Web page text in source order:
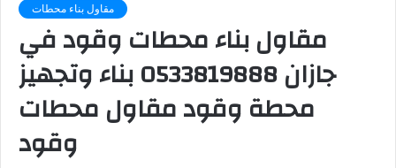
مقاول بناء محطات
مقاول بناء محطات وقود في
جازان 0533819888 بناء وتجهيز
محطة وقود مقاول محطات
وقود